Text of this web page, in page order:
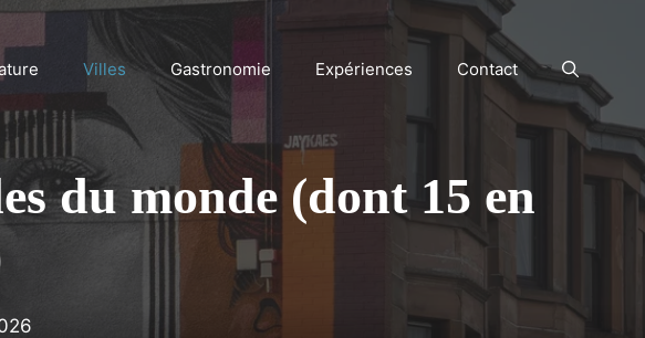
Villes Gastronomie Expériences Contact
du monde (dont 15 en